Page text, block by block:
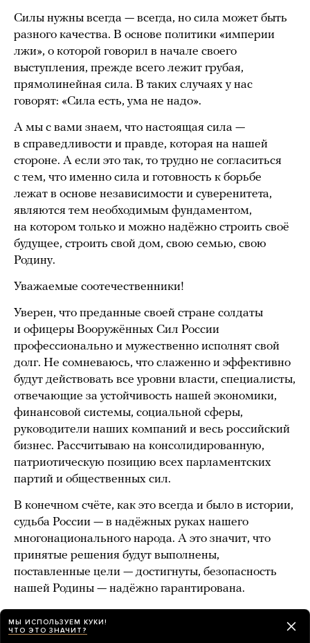
Силы нужны всегда — всегда, но сила может быть
разного качества. В основе политики «империи
лжи», о которой говорил в начале своего
выступления, прежде всего лежит грубая,
прямолинейная сила. В таких случаях у нас
говорят: «Сила есть, ума не надо».
А мы с вами знаем, что настоящая сила —
в справедливости и правде, которая на нашей
стороне. А если это так, то трудно не согласиться
с тем, что именно сила и готовность к борьбе
лежат в основе независимости и суверенитета,
являются тем необходимым фундаментом,
на котором только и можно надёжно строить своё
будущее, строить свой дом, свою семью, свою
Родину.
Уважаемые соотечественники!
Уверен, что преданные своей стране солдаты
и офицеры Вооружённых Сил России
профессионально и мужественно исполнят свой
долг. Не сомневаюсь, что слаженно и эффективно
будут действовать все уровни власти, специалисты,
отвечающие за устойчивость нашей экономики,
финансовой системы, социальной сферы,
руководители наших компаний и весь российский
бизнес. Рассчитываю на консолидированную,
патриотическую позицию всех парламентских
партий и общественных сил.
В конечном счёте, как это всегда и было в истории,
судьба России — в надёжных руках нашего
многонационального народа. А это значит, что
принятые решения будут выполнены,
поставленные цели — достигнуты, безопасность
нашей Родины — надёжно гарантирована.
которую даёт нам наша любовь к Отечеству.
МЫ ИСПОЛЬЗУЕМ КУКИ!
ЧТО ЭТО ЗНАЧИТ?